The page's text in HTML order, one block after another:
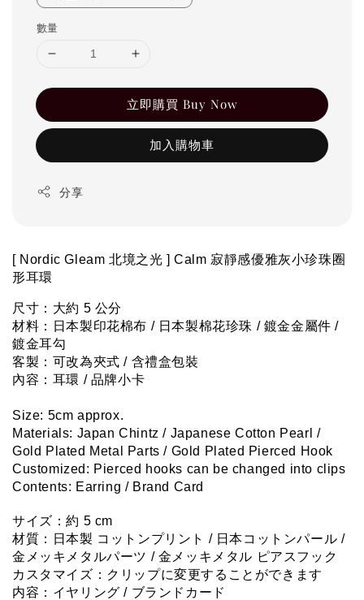
數量
立即購買 Buy Now
加入購物車
分享
[ Nordic Gleam 北境之光 ] Calm 寂靜感優雅灰小珍珠圈
形耳環
尺寸：大約 5 公分
材料：
日本製印花棉布 / 日本製棉花珍珠 / 鍍金金屬件 /
鍍金耳勾
客製：可改為夾式 / 含禮盒包裝
內容：耳環 / 品牌小卡
Size: 5cm approx.
Materials: Japan Chintz / Japanese Cotton Pearl /
Gold Plated Metal Parts / Gold Plated Pierced Hook
Customized: Pierced hooks can be changed into clips
Contents: Earring / Brand Card
サイズ：約 5 cm
材質：
日本製 コットンプリント / 日本コットンパール /
金メッキメタルパーツ / 金メッキメタル ピアスフック
カスタマイズ：クリップに変更することができます
内容：イヤリング / ブランドカード